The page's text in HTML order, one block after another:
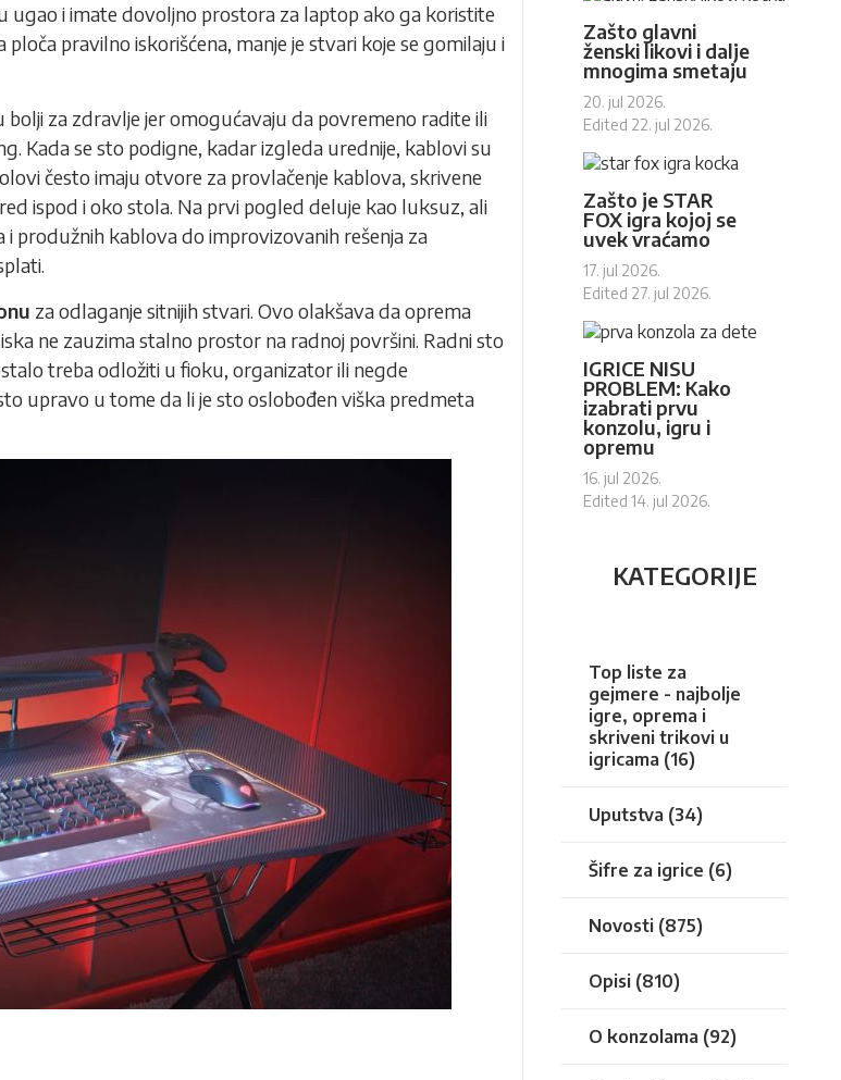
ugao i imate dovoljno prostora za laptopako ga koristite
pravilno iskorišćena, manje je stvari koje se gomilaju i
bolji za zdravlje jer omogućavaju da povremeno radite ili
Kada se sto podigne, kadar izgleda urednije, kablovi su
često imaju otvore za provlačenje kablova, skrivene
ispod i oko stola. Na prvi pogled deluje kao luksuz, ali
produžnih kablova do improvizovanih rešenja za
za odlaganje sitnijih stvari. Ovo olakšava da oprema
ne zauzima stalno prostor na radnoj površini. Radni sto
treba odložiti u fioku, organizator ili negde
upravo u tome da li je sto oslobođen viška predmeta
Zašto glavni
ženski likovi i dalje
mnogima smetaju
20. jul 2026.
Edited 22. jul 2026.
Zašto je STAR
FOX igra kojoj se
uvek vraćamo
17. jul 2026.
Edited 27. jul 2026.
IGRICE NISU
PROBLEM: Kako
izabrati prvu
konzolu, igru i
opremu
16. jul 2026.
Edited14. jul 2026.
KATEGORIJE
Top liste za
gejmere - najbolje
igre, oprema i
skriveni trikovi u
igricama (16)
Uputstva (34)
Šifre za igrice (6)
Novosti (875)
Opisi (810)
O konzolama (92)